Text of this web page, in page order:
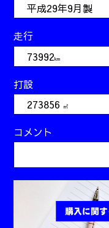
平成29年9月製
走行
73992km
打設
273856
㎥
コメント